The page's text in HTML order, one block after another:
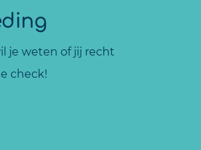
je weten of jij recht
check!